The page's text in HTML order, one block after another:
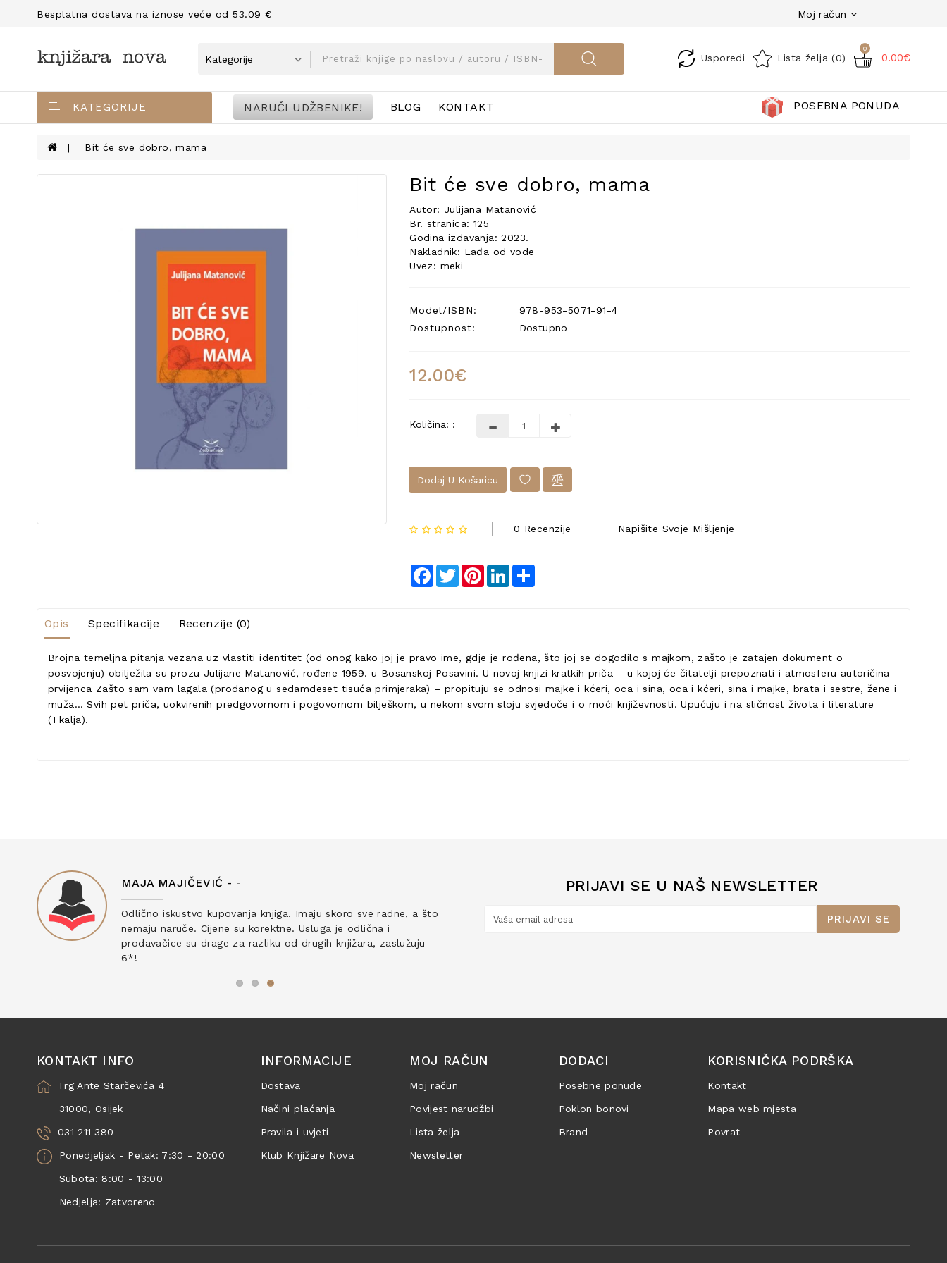
Besplatna dostava na iznose veće od 53.09 € Moj račun
Usporedi Lista želja (0)
0
0.00€
KATEGORIJE NARUČI UDŽBENIKE! BLOG KONTAKT POSEBNA PONUDA
Bit će sve dobro, mama
Bit će sve dobro, mama
Autor: Julijana Matanović
Br. stranica: 125
Godina izdavanja: 2023.
Nakladnik: Lađa od vode
Uvez: meki
Model/ISBN:
978-953-5071-91-4
Dostupnost:
Dostupno
12.00€
Količina: :
Dodaj U Košaricu
0 Recenzije Napišite Svoje Mišljenje
Facebook
TwitterPinterestLinkedIn
Opis Specifikacije Recenzije (0)
Brojna temeljna pitanja vezana uz vlastiti identitet (od onog kako joj je pravo ime, gdje je rođena, što joj se dogodilo s majkom, zašto je zatajen dokument o
posvojenju) obilježila su prozu Julijane Matanović, rođene 1959. u Bosanskoj Posavini. U novoj knjizi kratkih priča – u kojoj će čitatelji prepoznati i atmosferu autoričina
prvijenca Zašto sam vam lagala (prodanog u sedamdeset tisuća primjeraka) – propituju se odnosi majke i kćeri, oca i sina, oca i kćeri, sina i majke, brata i sestre, žene i
muža… Svih pet priča, uokvirenih predgovornom i pogovornom bilješkom, u nekom svom sloju svjedoče i o moći književnosti. Upućuju i na sličnost života i literature
(Tkalja).
MAJA MAJIČEVIĆ - -
Odlično iskustvo kupovanja knjiga. Imaju skoro sve radne, a što
nemaju naruče. Cijene su korektne. Usluga je odlična i
prodavačice su drage za razliku od drugih knjižara, zaslužuju
6*!
PRIJAVI SE U NAŠ NEWSLETTER
PRIJAVI SE
KONTAKT INFO
Trg Ante Starčevića 4
31000, Osijek
031 211 380
Ponedjeljak - Petak: 7:30 - 20:00
Subota: 8:00 - 13:00
Nedjelja: Zatvoreno
INFORMACIJE
Dostava
Načini plaćanja
Pravila i uvjeti
Klub Knjižare Nova
MOJ RAČUN
Moj račun
Povijest narudžbi
Lista želja
Newsletter
DODACI
Posebne ponude
Poklon bonovi
Brand
KORISNIČKA PODRŠKA
Kontakt
Mapa web mjesta
Povrat